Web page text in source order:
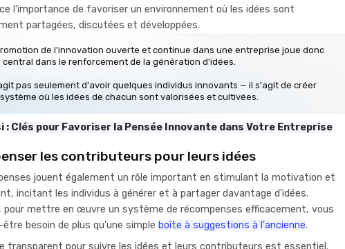
l'importance de favoriser un environnement où les idées sont
partagées, discutées et développées.
de l'innovation ouverte et continue dans une entreprise joue donc
central dans le renforcement de la génération d'idées.
pas seulement d'avoir quelques individus innovants — il s'agit de créer
où les idées de chacun sont valorisées et cultivées.
: Clés pour Favoriser la Pensée Innovante dans Votre Entreprise
les contributeurs pour leurs idées
jouent également un rôle important en stimulant la motivation et
incitant les individus à générer et à partager davantage d'idées.
pour mettre en œuvre un système de récompenses efficacement, vous
besoin de plus qu'une simple boîte à suggestions à l'ancienne.
transparent pour suivre les idées et leurs contributeurs est essentiel.